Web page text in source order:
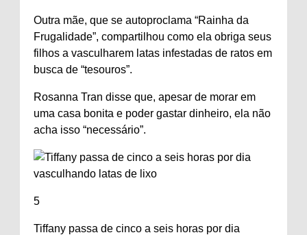
Outra mãe, que se autoproclama “Rainha da
Frugalidade”, compartilhou como ela obriga seus
filhos a vasculharem latas infestadas de ratos em
busca de “tesouros”.
Rosanna Tran disse que, apesar de morar em
uma casa bonita e poder gastar dinheiro, ela não
acha isso “necessário”.
5
Tiffany passa de cinco a seis horas por dia